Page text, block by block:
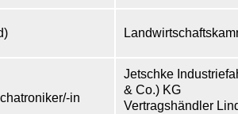
in
Jetschke
& Co.) KG
Vertragshändler